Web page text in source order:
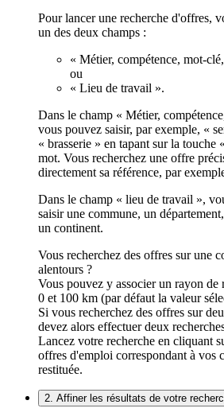
Pour lancer une recherche d'offres,
un des deux champs :
« Métier, compétence, mot-
ou
« Lieu de travail ».
Dans le champ « Métier,
vous pouvez saisir, par exemple, «
« brasserie » en tapant sur la touche
mot. Vous recherchez une offre
directement sa référence, par
Dans le champ « lieu de travail »,
saisir une commune, un
un continent.
Vous recherchez des offres sur une
alentours ?
Vous pouvez y associer un rayon de
0 et 100 km (par défaut la valeur
Si vous recherchez des offres sur
devez alors effectuer deux
Lancez votre recherche en cliquant
offres d'emploi correspondant à vos
restituée.
2. Affiner les résultats de votre